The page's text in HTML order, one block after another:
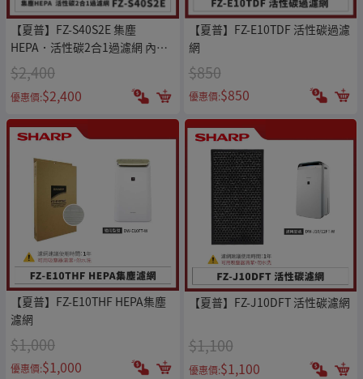
【夏普】FZ-S40S2E 集塵
HEPA．活性碳2合1過濾網 內含2
片濾網
$2,400
優惠價:$2,400
【夏普】FZ-E10TDF 活性碳過濾
網
$850
優惠價:$850
【夏普】FZ-E10THF HEPA集塵
濾網
$1,000
優惠價:$1,000
【夏普】FZ-J10DFT 活性碳濾網
$1,100
優惠價:$1,100